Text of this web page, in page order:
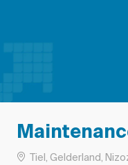
Umístění
Tiel, Gelderland,